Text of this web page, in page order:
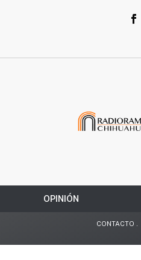
OPINIÓN
CONTACTO